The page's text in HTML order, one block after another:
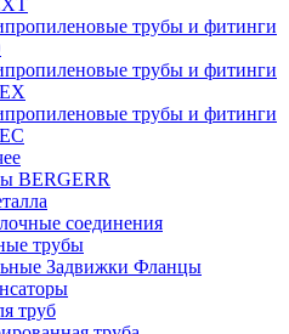
трубы и фитинги
трубы и фитинги
трубы и фитинги
BERGERR
соединения
трубы
Задвижки Фланцы
труб